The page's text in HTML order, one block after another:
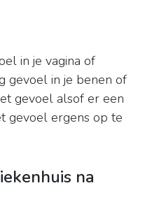
in je vagina of
gevoel in je benen of
gevoel alsof er een
gevoel ergens op te
na